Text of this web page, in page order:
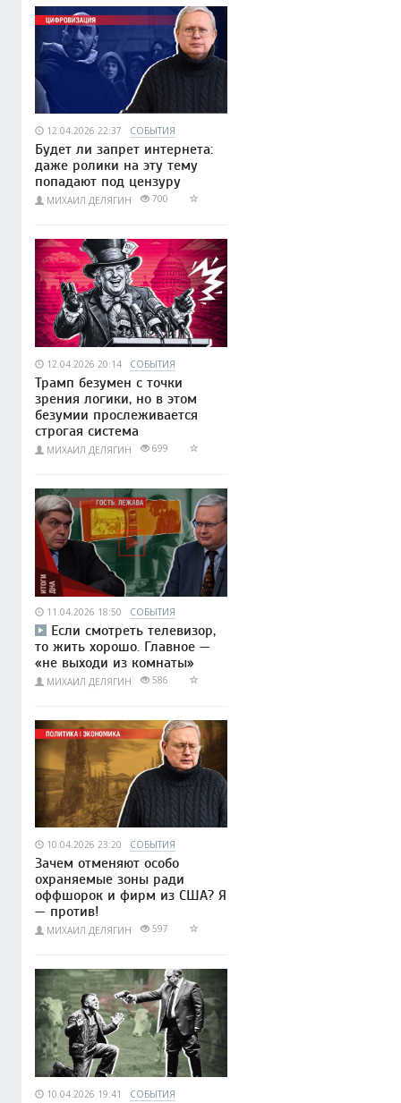
12.04.2026 22:37 СОБЫТИЯ
Будет ли запрет интернета:
даже ролики на эту тему
попадают под цензуру
МИХАИЛ ДЕЛЯГИН 700
12.04.2026 20:14 СОБЫТИЯ
Трамп безумен с точки
зрения логики, но в этом
безумии прослеживается
строгая система
МИХАИЛ ДЕЛЯГИН 699
11.04.2026 18:50 СОБЫТИЯ
Если смотреть телевизор,
то жить хорошо. Главное —
«не выходи из комнаты»
МИХАИЛ ДЕЛЯГИН 586
10.04.2026 23:20 СОБЫТИЯ
Зачем отменяют особо
охраняемые зоны ради
оффшорок и фирм из США? Я
— против!
МИХАИЛ ДЕЛЯГИН 597
10.04.2026 19:41 СОБЫТИЯ